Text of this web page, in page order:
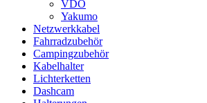
VDO
Yakumo
Netzwerkkabel
Fahrradzubehör
Campingzubehör
Kabelhalter
Lichterketten
Dashcam